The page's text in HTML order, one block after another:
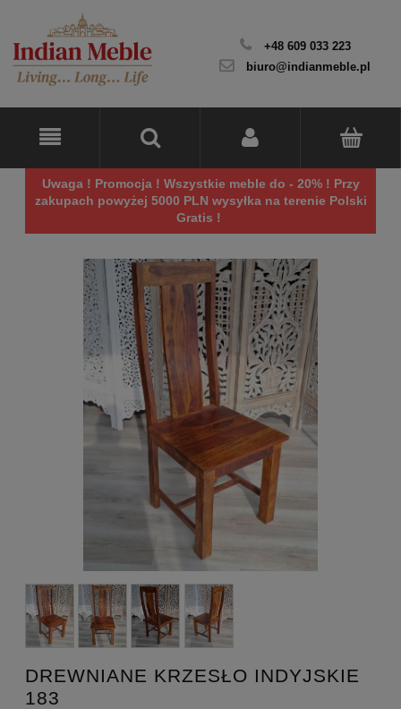
+48 609 033 223
biuro@indianmeble.pl
Uwaga ! Promocja ! Wszystkie meble do - 20% ! Przy
zakupach powyżej 5000 PLN wysyłka na terenie Polski
Gratis !
DREWNIANE KRZESŁO INDYJSKIE
183